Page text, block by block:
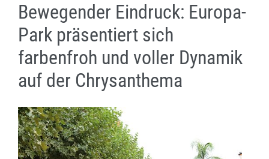
Bewegender Eindruck: Europa-
Park präsentiert sich
farbenfroh und voller Dynamik
auf der Chrysanthema